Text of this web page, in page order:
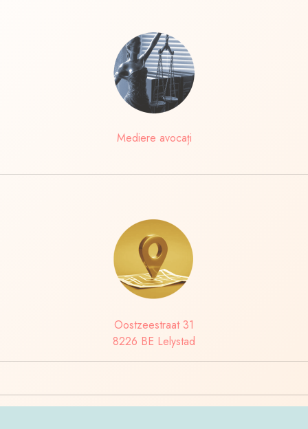
Mediere avocați
Oostzeestraat 31
8226 BE Lelystad